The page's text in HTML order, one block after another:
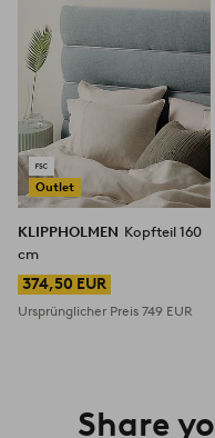
Outlet
KLIPPHOLMEN Kopfteil 160
cm
374,50 EUR
Ursprünglicher Preis 749 EUR
Share